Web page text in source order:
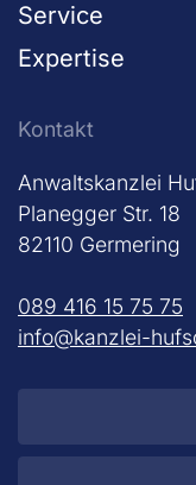
Service
Expertise
Kontakt
Anwaltskanzlei
Planegger Str. 18
82110 Germering
089 416 15 75 75
info@kanzlei-